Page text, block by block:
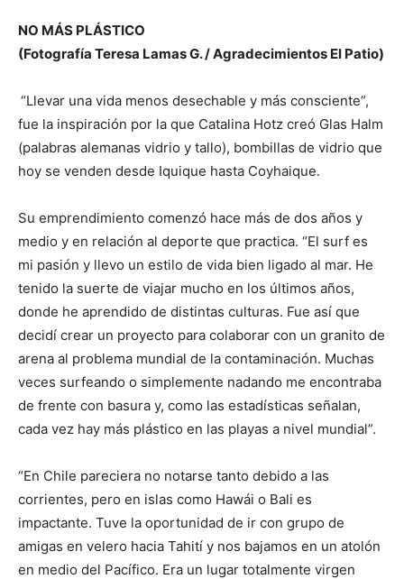
NO MÁS PLÁSTICO
(Fotografía Teresa Lamas G. / Agradecimientos El Patio)
“Llevar una vida menos desechable y más consciente”,
fue la inspiración por la que Catalina Hotz creó Glas Halm
(palabras alemanas vidrio y tallo), bombillas de vidrio que
hoy se venden desde Iquique hasta Coyhaique.
Su emprendimiento comenzó hace más de dos años y
medio y en relación al deporte que practica. “El surf es
mi pasión y llevo un estilo de vida bien ligado al mar. He
tenido la suerte de viajar mucho en los últimos años,
donde he aprendido de distintas culturas. Fue así que
decidí crear un proyecto para colaborar con un granito de
arena al problema mundial de la contaminación. Muchas
veces surfeando o simplemente nadando me encontraba
de frente con basura y, como las estadísticas señalan,
cada vez hay más plástico en las playas a nivel mundial”.
“En Chile pareciera no notarse tanto debido a las
corrientes, pero en islas como Hawái o Bali es
impactante. Tuve la oportunidad de ir con grupo de
amigas en velero hacia Tahití y nos bajamos en un atolón
en medio del Pacífico. Era un lugar totalmente virgen